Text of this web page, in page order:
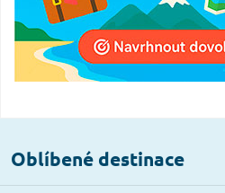
Oblíbené destinace